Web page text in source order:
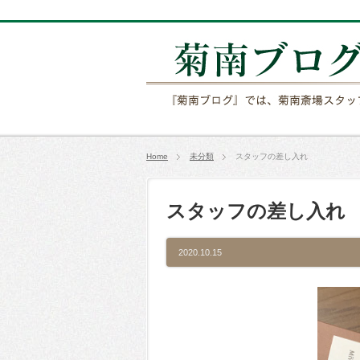
Home 未分類 スタッフの差し入れ
スタッフの差し入れ
2020.10.15